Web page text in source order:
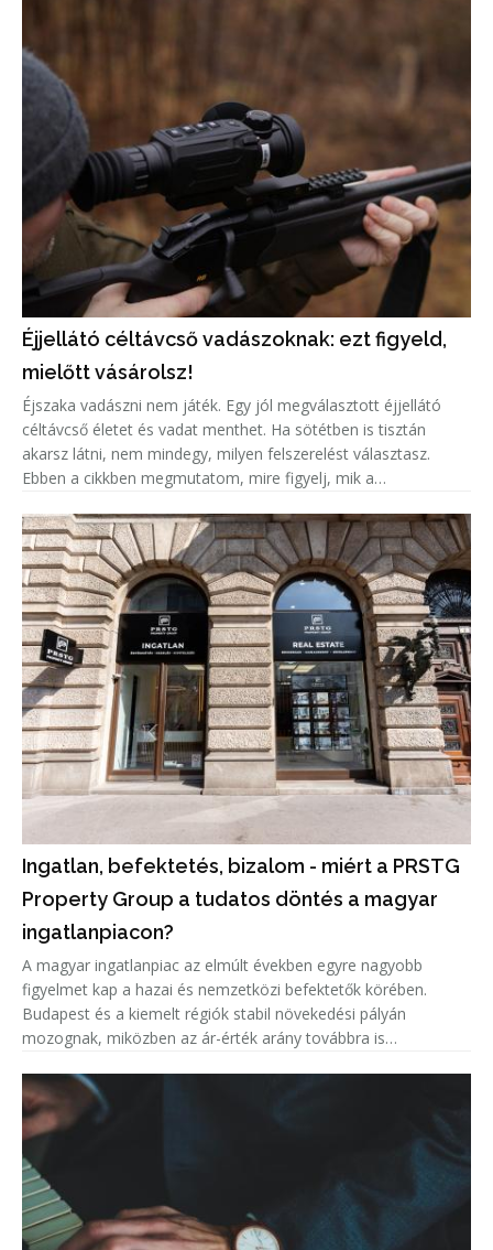
Éjjellátó céltávcső vadászoknak: ezt figyeld,
mielőtt vásárolsz!
Éjszaka vadászni nem játék. Egy jól megválasztott éjjellátó
céltávcső életet és vadat menthet. Ha sötétben is tisztán
akarsz látni, nem mindegy, milyen felszerelést választasz.
Ebben a cikkben megmutatom, mire figyelj, mik a
eszközöket.
Ingatlan, befektetés, bizalom - miért a PRSTG
Property Group a tudatos döntés a magyar
ingatlanpiacon?
A magyar ingatlanpiac az elmúlt években egyre nagyobb
figyelmet kap a hazai és nemzetközi befektetők körében.
Budapest és a kiemelt régiók stabil növekedési pályán
mozognak, miközben az ár-érték arány továbbra is
környezetben kulcsfontosságú, hogy az ing